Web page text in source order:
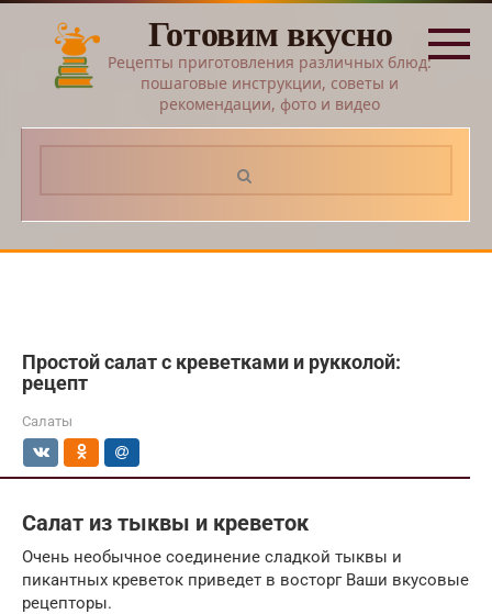
Перейти
контенту
Готовим вкусно
Рецепты приготовления различных блюд:
пошаговые инструкции, советы и
рекомендации, фото и видео
Простой салат с креветками и рукколой:
рецепт
Салаты
Салат из тыквы и креветок
Очень необычное соединение сладкой тыквы и
пикантных креветок приведет в восторг Ваши вкусовые
рецепторы.